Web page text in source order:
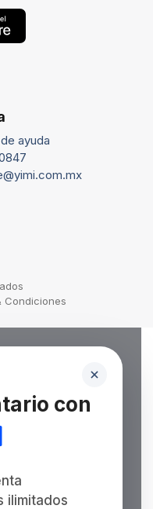
ayuda
Condiciones
con
ilimitados